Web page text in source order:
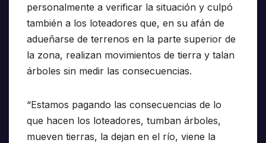
personalmente a verificar la situación y culpó
también a los loteadores que, en su afán de
adueñarse de terrenos en la parte superior de
la zona, realizan movimientos de tierra y talan
árboles sin medir las consecuencias.
“Estamos pagando las consecuencias de lo
que hacen los loteadores, tumban árboles,
mueven tierras, la dejan en el río, viene la